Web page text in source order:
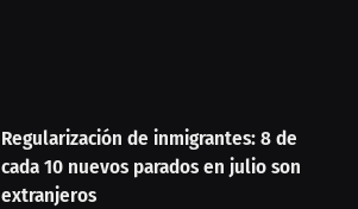
Regularización de inmigrantes: 8 de
cada 10 nuevos parados en julio son
extranjeros